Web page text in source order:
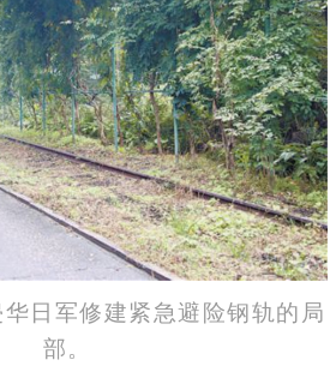
日军修建紧急避险钢轨的局
部。